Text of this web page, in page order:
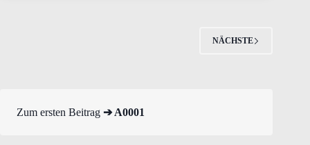
NÄCHSTE
Zum ersten Beitrag ➔ A0001